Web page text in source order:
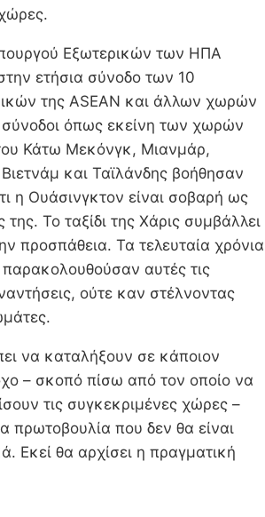
Εξωτερικών των ΗΠΑ
ετήσια σύνοδο των 10
της ASEAN και άλλων χωρών
σύνοδοι όπως εκείνη των χωρών
Κάτω Μεκόνγκ, Μιανμάρ,
και Ταϊλάνδης βοήθησαν
η Ουάσινγκτον είναι σοβαρή ως
της. Το ταξίδι της Χάρις συμβάλλει
προσπάθεια. Τα τελευταία χρόνια
αυτές τις
ούτε καν στέλνοντας
να καταλήξουν σε κάποιον
– σκοπό πίσω από τον οποίο να
τις συγκεκριμένες χώρες –
πρωτοβουλία που δεν θα είναι
Εκεί θα αρχίσει η πραγματική